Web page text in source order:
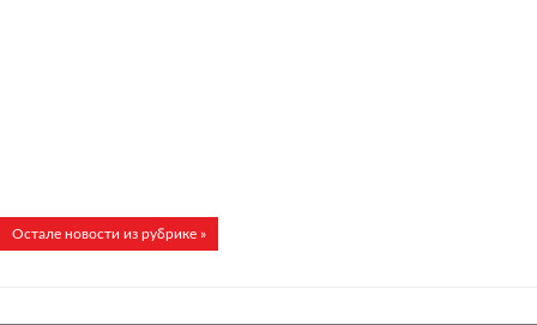
Остале новости из рубрике »